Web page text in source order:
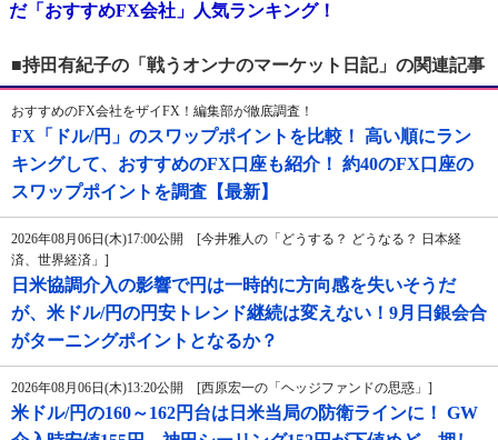
だ「おすすめFX会社」人気ランキング！
■持田有紀子の「戦うオンナのマーケット日記」の関連記事
おすすめのFX会社をザイFX！編集部が徹底調査！
FX「ドル/円」のスワップポイントを比較！ 高い順にラン
キングして、おすすめのFX口座も紹介！ 約40のFX口座の
スワップポイントを調査【最新】
2026年08月06日(木)17:00公開 [今井雅人の「どうする？ どうなる？ 日本経
済、世界経済」]
日米協調介入の影響で円は一時的に方向感を失いそうだ
が、米ドル/円の円安トレンド継続は変えない！9月日銀会合
がターニングポイントとなるか？
2026年08月06日(木)13:20公開 [西原宏一の「ヘッジファンドの思惑」]
米ドル/円の160～162円台は日米当局の防衛ラインに！ GW